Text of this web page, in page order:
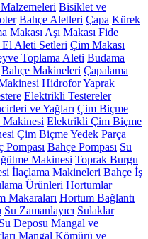
Bisiklet ve
Bahçe Aletleri Çapa Kürek
Makası Aşı Makası Fide
El Aleti Setleri Çim Makası
Toplama Aleti Budama
Bahçe Makineleri Çapalama
HidroforYaprak
Elektrikli Testereler
ve Yağları Çim Biçme
Elektrikli Çim Biçme
Çim Biçme Yedek Parça
Pompası Bahçe Pompası Su
Makinesi Toprak Burgu
İlaçlama Makineleri Bahçe İş
Ürünleri Hortumlar
Makaraları Hortum Bağlantı
Su Zamanlayıcı Sulaklar
Deposu Mangal ve
Mangal Kömürü ve